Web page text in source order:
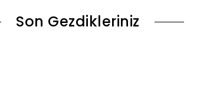
Son Gezdikleriniz